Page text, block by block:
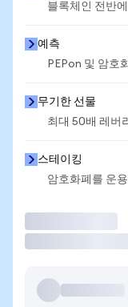
블록체인 전반
예측
PEPon 및 암호
무기한 선물
최대 50배 레버
스테이킹
암호화폐를 운